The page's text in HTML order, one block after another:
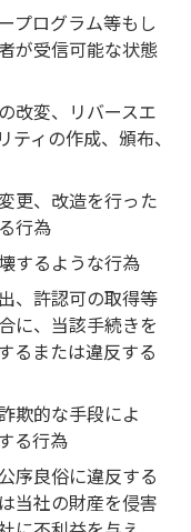
プログラム等もし
が受信可能な状態
改変、リバースエ
ティの作成、頒布、
更、改造を行った
行為
するような行為
、許認可の取得等
に、当該手続きを
るまたは違反する
欺的な手段によ
る行為
序良俗に違反する
当社の財産を侵害